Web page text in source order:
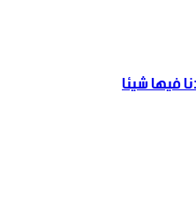
فيها شيئا